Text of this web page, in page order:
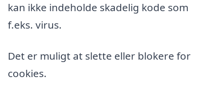
kan ikke indeholde skadelig kode som
f.eks. virus.
Det er muligt at slette eller blokere for
cookies.